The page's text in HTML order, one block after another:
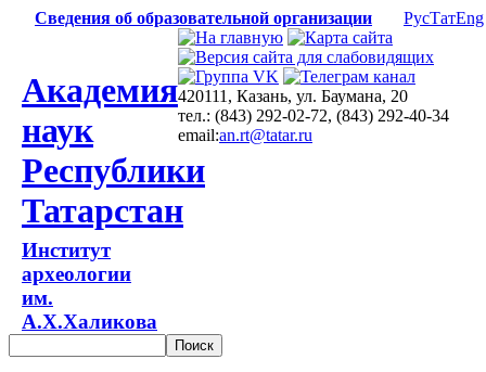
Сведения об образовательной организации РусТатEng
Академия
наук
Республики
Татарстан
Институт
археологии
им.
А.Х.Халикова
420111, Казань, ул. Баумана, 20
тел.: (843) 292-02-72, (843) 292-40-34
email:an.rt@tatar.ru